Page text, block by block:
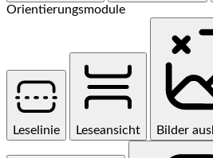
Orientierungsmodule
Leselinie Leseansicht Bilder